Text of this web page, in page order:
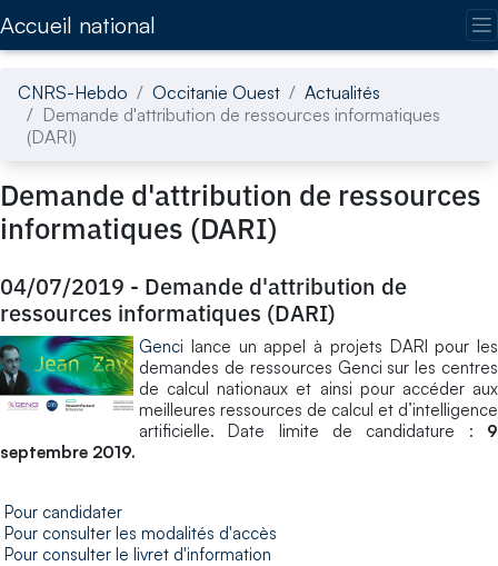
Accueil national
CNRS-Hebdo Occitanie Ouest
Actualités
Demande d'attribution de ressources informatiques
(DARI)
Demande d'attribution de ressources
informatiques (DARI)
04/07/2019 - Demande d'attribution de
ressources informatiques (DARI)
Genci lance un appel à projets DARI pour les
demandes de ressources Genci sur les centres
de calcul nationaux et ainsi pour accéder aux
meilleures ressources de calcul et d’intelligence
artificielle. Date limite de candidature : 9
septembre 2019.
Pour candidater
Pour consulter les modalités d'accès
Pour consulter le livret d'information